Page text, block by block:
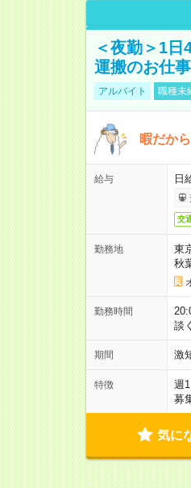
＜夜勤＞1
運搬のお仕事
アルバイト 職種未
暇だか
給与 日
交
勤務地
東
秋
勤務時間
談
期間 激
特徴 週
募
気に